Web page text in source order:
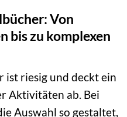
Von
bis zu komplexen
ist riesig und deckt ein
Aktivitäten ab. Bei
Auswahl so gestaltet,